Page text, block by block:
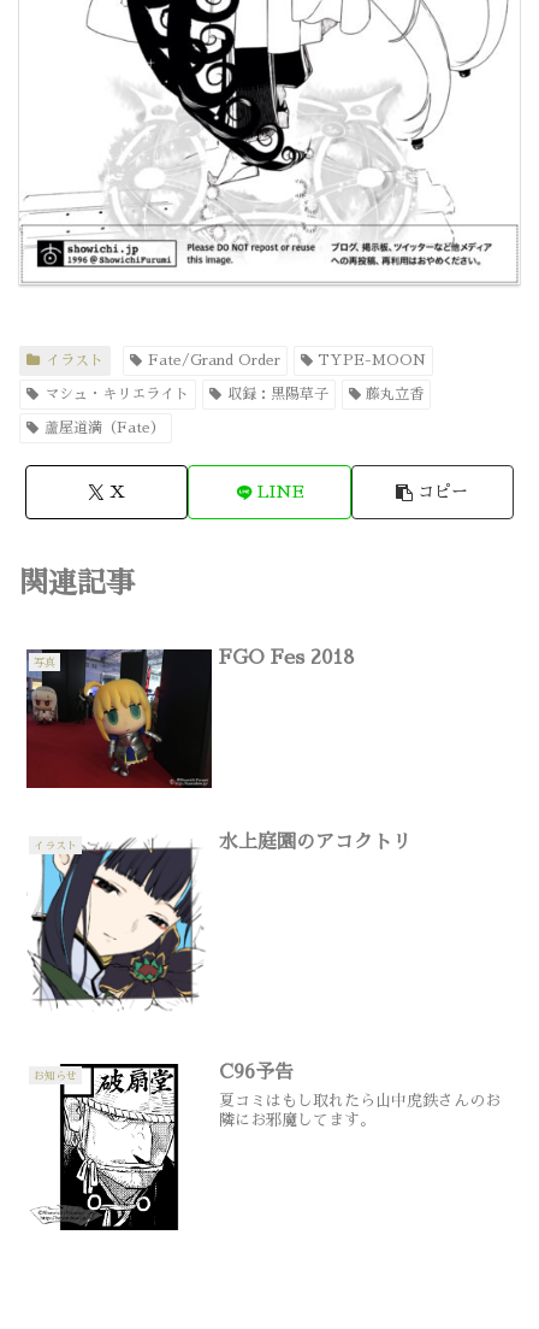
イラスト Fate/Grand Order TYPE-MOON
マシュ・キリエライト 収録：黒陽草子 藤丸立香
蘆屋道満（Fate）
X LINE コピー
関連記事
写真 FGO Fes 2018
イラスト 水上庭園のアコクトリ
お知らせ C96予告
夏コミはもし取れたら山中虎鉄さんのお
隣にお邪魔してます。